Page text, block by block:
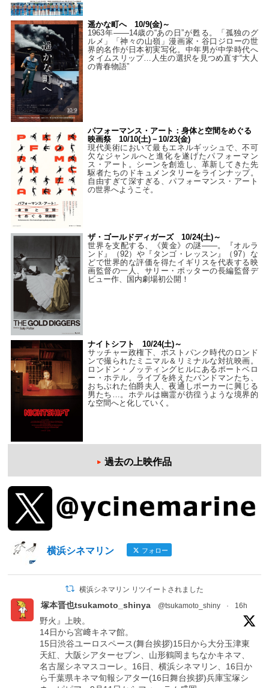
遥かな町へ 10/9(金)～
1963年――14歳の“あの日”が甦る。「孤独のグ
ルメ」「神々の山嶺」漫画家・谷口ジローの世
界的名作が日本初実写化。中年男が中学時代へ
タイムスリップ…人生の選択を見つめ直す“大人
の青春物語”
パフォーマンス・アート：身体と空間をめぐる
映画祭 10/10(土)－10/23(金)
現代美術において最もエネルギッシュで、不可
欠なジャンルへと進化を遂げたパフォーマン
ス・アート。シーンを創造し、革新してきた先
駆者たちのドキュメンタリーをラインナップ。
自由すぎて深すぎる、パフォーマンス・アート
の世界へようこそ。
ザ・ゴールドディガーズ 10/24(土)～
世界を支配する、《黄金》の謎――。『オルラ
ンド』（92）や『タンゴ・レッスン』（97）な
どで世界的な評価を得たイギリスを代表する映
画監督の一人、サリー・ポッターの長編監督デ
ビュー作、国内劇場初公開！
ナイトシフト 10/24(土)～
サッチャー政権下、ポストパンク時代のロンド
ンで撮られたミニマル＆リミナルな対抗映画。
ロンドン・ノッティングヒルにあるポートベロ
ー・ホテル。ライブを終えたバンドマンたち、
おちぶれた伯爵夫人、夜通しポーカーに興じる
男たち…。ホテルは幽霊が彷徨うような境界的
な空間へと化していく。
過去の上映作品
横浜シネマリン フォロー
横浜シネマリン リツイートされました
塚本晋也tsukamoto_shinya @tsukamoto_shiny · 16h
野火』上映。
14日から宮﨑キネマ館。
15日渋谷ユーロスペース(舞台挨拶)15日から大分玉津東
天紅、大阪シアターセブン、山形鶴岡まちなかキネマ、
名古屋シネマスコーレ。16日、横浜シネマリン、16日か
ら千葉県キネマ旬報シアター(16日舞台挨拶)兵庫宝塚シ